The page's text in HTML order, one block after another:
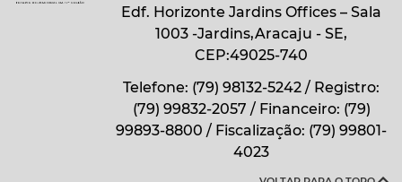
Edf. Horizonte Jardins Offices – Sala
1003 -Jardins,Aracaju - SE,
CEP:49025-740
Telefone: (79) 98132-5242 / Registro:
(79) 99832-2057 / Financeiro: (79)
99893-8800 / Fiscalização: (79) 99801-
4023